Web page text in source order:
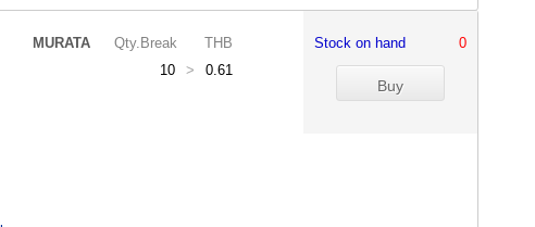
MURATA
Qty.Break
THB
10
> 0.61
Stock on hand 0